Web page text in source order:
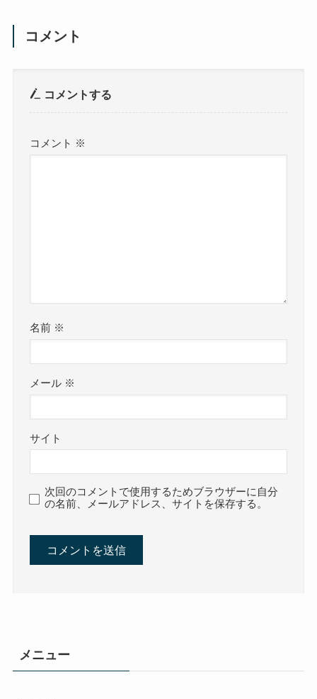
コメント
コメントする
コメント ※
名前 ※
メール ※
サイト
次回のコメントで使用するためブラウザーに自分
の名前、メールアドレス、サイトを保存する。
メニュー